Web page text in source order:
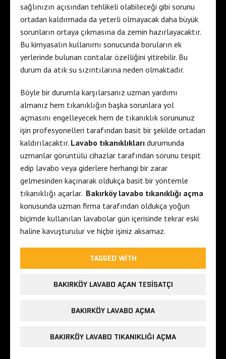
sağlınızın açısından tehlikeli olabileceği gibi sorunu
ortadan kaldırmada da yeterli olmayacak daha büyük
sorunların ortaya çıkmasına da zemin hazırlayacaktır.
Bu kimyasalın kullanımı sonucunda boruların ek
yerlerinde bulunan contalar özelliğini yitirebilir. Bu
durum da atık su sızıntılarına neden olmaktadır.
Böyle bir durumla karşılarsanız uzman yardımı
almanız hem tıkanıklığın başka sorunlara yol
açmasını engelleyecek hem de tıkanıklık sorununuz
işin profesyonelleri tarafından basit bir şekilde ortadan
kaldırılacaktır. Lavabo tıkanıklıkları durumunda
uzmanlar görüntülü cihazlar tarafından sorunu tespit
edip lavabo veya giderlere herhangi bir zarar
gelmesinden kaçınarak oldukça basit bir yöntemle
tıkanıklığı açarlar. Bakırköy lavabo tıkanıklığı açma
konusunda uzman firma tarafından oldukça yoğun
biçimde kullanılan lavabolar gün içerisinde tekrar eski
haline kavuşturulur ve hiçbir işiniz aksamaz.
TAGGED WITH
BAKIRKÖY LAVABO AÇAN TESISATÇI
BAKIRKÖY LAVABO AÇMA
BAKIRKÖY LAVABO TIKANIKLIĞI AÇMA